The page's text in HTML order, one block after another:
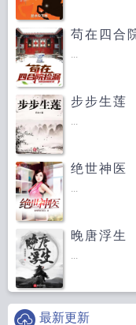
苟在四合
...
步步生莲
...
绝世神医
...
晚唐浮生
...
最新更新